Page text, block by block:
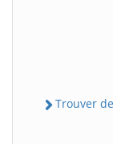
Trouver